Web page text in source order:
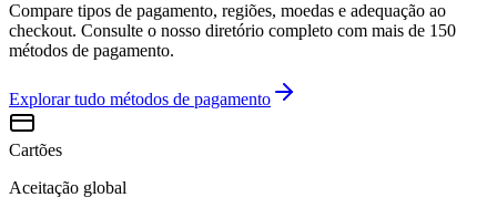
Compare tipos de pagamento, regiões, moedas e adequação ao
checkout. Consulte o nosso diretório completo com mais de 150
métodos de pagamento.
Explorar tudo métodos de pagamento
Cartões
Aceitação global